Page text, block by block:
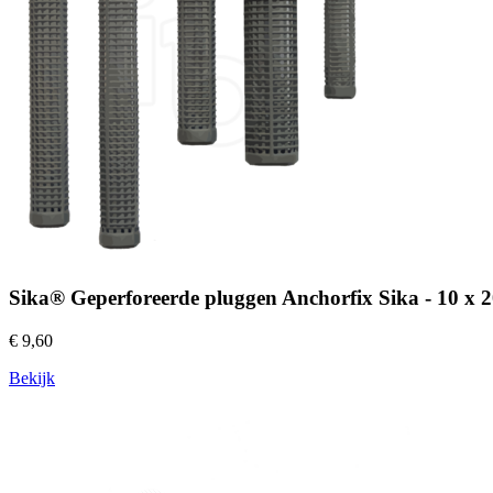
Sika® Geperforeerde pluggen Anchorfix Sika - 10 x
€ 9,60
Bekijk